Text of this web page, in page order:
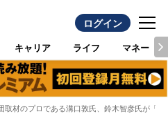
ログイン
キャリア ライフ マネー
取材のプロである溝口敦氏、鈴木智彦氏が「